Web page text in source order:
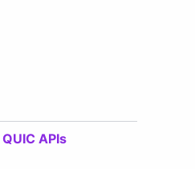
APIs